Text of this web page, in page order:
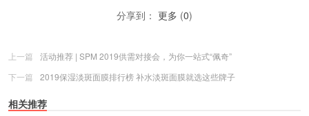
分享到： 更多 (0)
上一篇
活动推荐 | SPM 2019供需对接会，为你一站式“佩奇”
下一篇
2019保湿淡斑面膜排行榜 补水淡斑面膜就选这些牌子
相关推荐